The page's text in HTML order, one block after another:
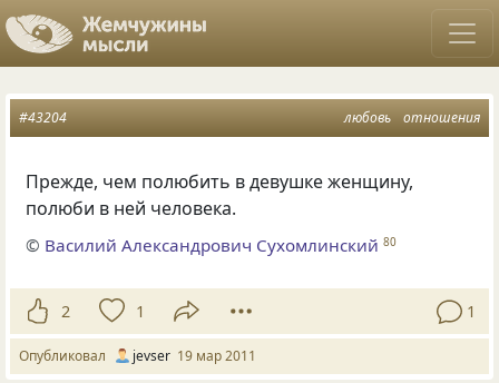
любовь отношения
#43204
Прежде, чем полюбить в девушке женщину,
полюби в ней человека.
© Василий Александрович Сухомлинский 80
2 1 1
Опубликовал jevser 19 мар 2011